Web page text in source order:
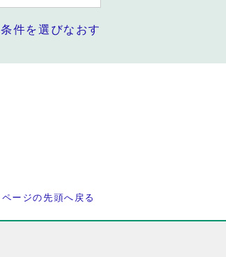
条件を選びなおす
ページの先頭へ戻る